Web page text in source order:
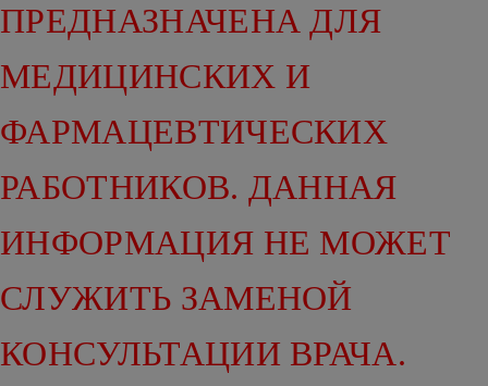
ПРЕДНАЗНАЧЕНА ДЛЯ
МЕДИЦИНСКИХ И
ФАРМАЦЕВТИЧЕСКИХ
РАБОТНИКОВ. ДАННАЯ
ИНФОРМАЦИЯ НЕ МОЖЕТ
СЛУЖИТЬ ЗАМЕНОЙ
КОНСУЛЬТАЦИИ ВРАЧА.